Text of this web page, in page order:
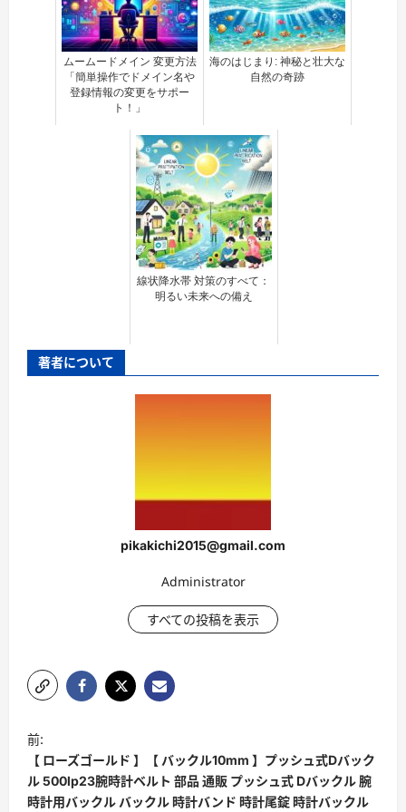
ムームードメイン 変更方法
「簡単操作でドメイン名や
登録情報の変更をサポー
ト！」
海のはじまり: 神秘と壮大な
自然の奇跡
線状降水帯 対策のすべて：
明るい未来への備え
著者について
pikakichi2015@gmail.com
Administrator
すべての投稿を表示
ポ
ス
ト
前:
【 ローズゴールド 】【 バックル10mm 】プッシュ式Dバック
ル 500lp23腕時計ベルト 部品 通販 プッシュ式 Dバックル 腕
時計用バックル バックル 時計バンド 時計尾錠 時計バックル